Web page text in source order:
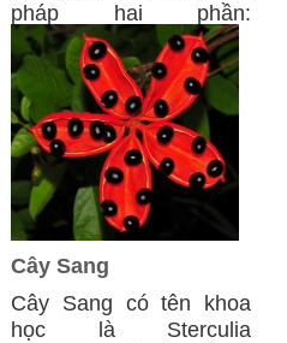
pháp hai phần:
Radermachera ...
Cây Sang
Cây Sang có tên khoa
học là Sterculia